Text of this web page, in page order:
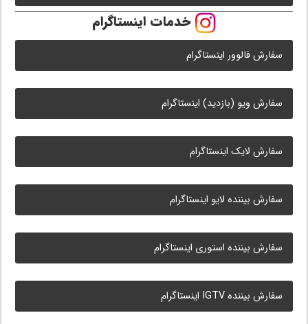
خدمات اینستاگرام
سفارش فالوور اینستاگرام
سفارش ویو (بازدید) اینستاگرام
سفارش لایک اینستاگرام
سفارش بیننده لایو اینستاگرام
سفارش بیننده استوری اینستاگرام
سفارش بیننده IGTV اینستاگرام